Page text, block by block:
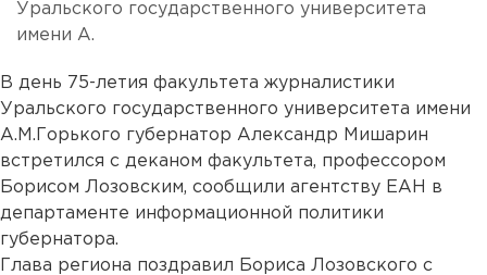
Уральского государственного университета
имени А.
В день 75-летия факультета журналистики
Уральского государственного университета имени
А.М.Горького губернатор Александр Мишарин
встретился с деканом факультета, профессором
Борисом Лозовским, сообщили агентству ЕАН в
департаменте информационной политики
губернатора.
Глава региона поздравил Бориса Лозовского с